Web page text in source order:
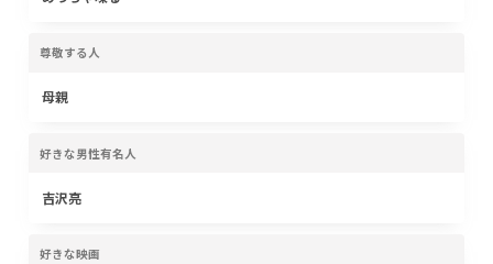
尊敬する人
母親
好きな男性有名人
吉沢亮
好きな映画